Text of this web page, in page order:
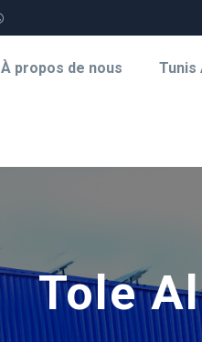
À propos de nous Tunis
Tole